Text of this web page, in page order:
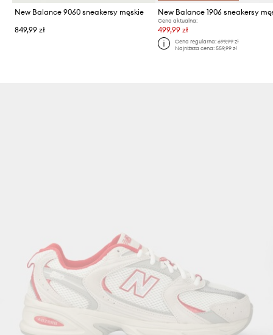
New Balance 9060 sneakersy męskie
849,99 zł
New Balance 1906 sneakersy
Cena aktualna:
499,99 zł
Cena regularna: 699,99 zł
Najniższa cena: 559,99 zł